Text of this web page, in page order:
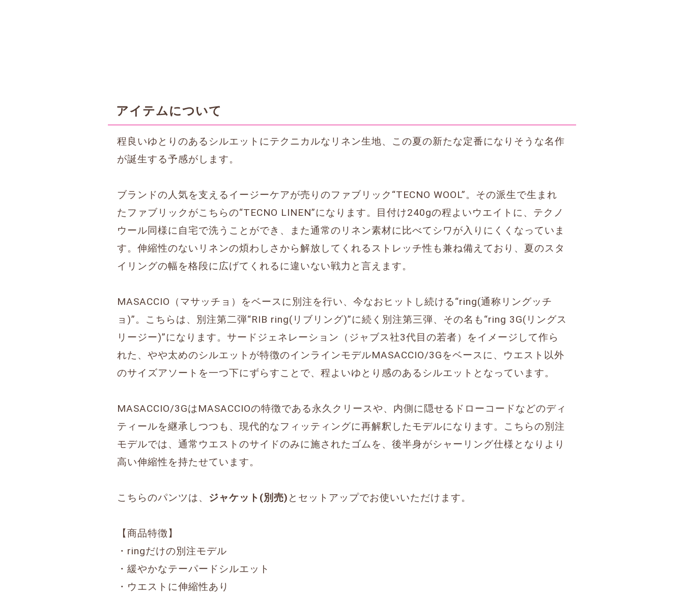
アイテムについて
程良いゆとりのあるシルエットにテクニカルなリネン生地、この夏の新たな定番になりそうな名作
が誕生する予感がします。
ブランドの人気を支えるイージーケアが売りのファブリック“TECNO WOOL”。その派生で生まれ
たファブリックがこちらの“TECNO LINEN”になります。目付け240gの程よいウエイトに、テクノ
ウール同様に自宅で洗うことができ、また通常のリネン素材に比べてシワが入りにくくなっていま
す。伸縮性のないリネンの煩わしさから解放してくれるストレッチ性も兼ね備えており、夏のスタ
イリングの幅を格段に広げてくれるに違いない戦力と言えます。
MASACCIO（マサッチョ）をベースに別注を行い、今なおヒットし続ける“ring(通称リングッチ
ョ)”。こちらは、別注第二弾“RIB ring(リブリング)”に続く別注第三弾、その名も“ring 3G(リングス
リージー)”になります。サードジェネレーション（ジャブス社3代目の若者）をイメージして作ら
れた、やや太めのシルエットが特徴のインラインモデルMASACCIO/3Gをベースに、ウエスト以外
のサイズアソートを一つ下にずらすことで、程よいゆとり感のあるシルエットとなっています。
MASACCIO/3GはMASACCIOの特徴である永久クリースや、内側に隠せるドローコードなどのディ
ティールを継承しつつも、現代的なフィッティングに再解釈したモデルになります。こちらの別注
モデルでは、通常ウエストのサイドのみに施されたゴムを、後半身がシャーリング仕様となりより
高い伸縮性を持たせています。
こちらのパンツは、 ジャケット(別売) とセットアップでお使いいただけます。
【商品特徴】
・ringだけの別注モデル
・緩やかなテーパードシルエット
・ウエストに伸縮性あり